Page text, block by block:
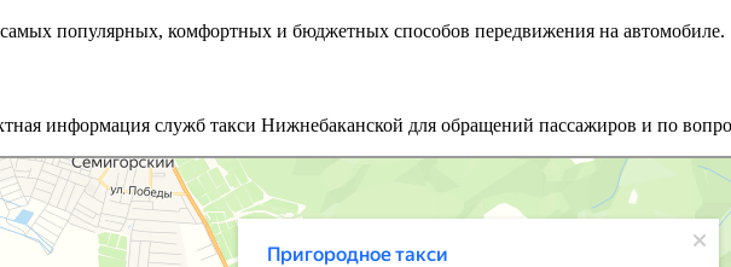
популярных, комфортных и бюджетных способов передвижения на автомобиле.
информация служб такси Нижнебаканской для обращений пассажиров и по